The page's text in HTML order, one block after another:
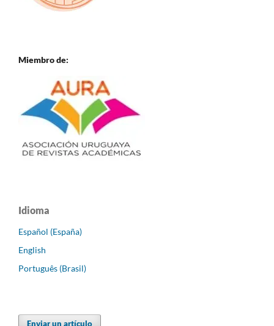
Miembro de:
Idioma
Español (España)
English
Português (Brasil)
Enviar un artículo